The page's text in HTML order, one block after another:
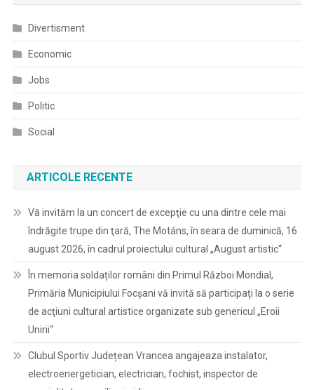
Divertisment
Economic
Jobs
Politic
Social
ARTICOLE RECENTE
Vă invităm la un concert de excepţie cu una dintre cele mai
îndrăgite trupe din ţară, The Motáns, în seara de duminică, 16
august 2026, în cadrul proiectului cultural „August artistic“
În memoria soldaților români din Primul Război Mondial,
Primăria Municipiului Focșani vă invită să participaţi la o serie
de acţiuni cultural artistice organizate sub genericul „Eroii
Unirii“
Clubul Sportiv Județean Vrancea angajeaza instalator,
electroenergetician, electrician, fochist, inspector de